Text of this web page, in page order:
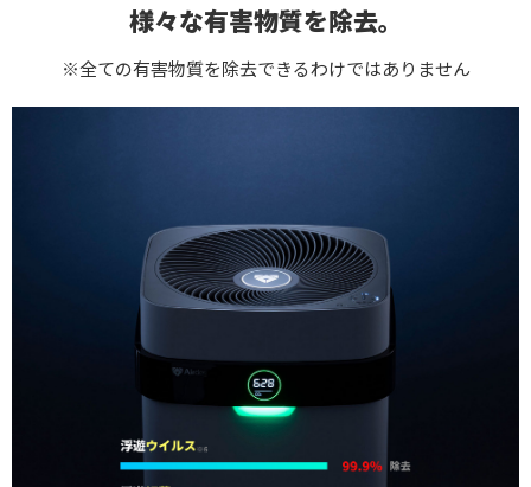
様々な有害物質を除去。
※全ての有害物質を除去できるわけではありません